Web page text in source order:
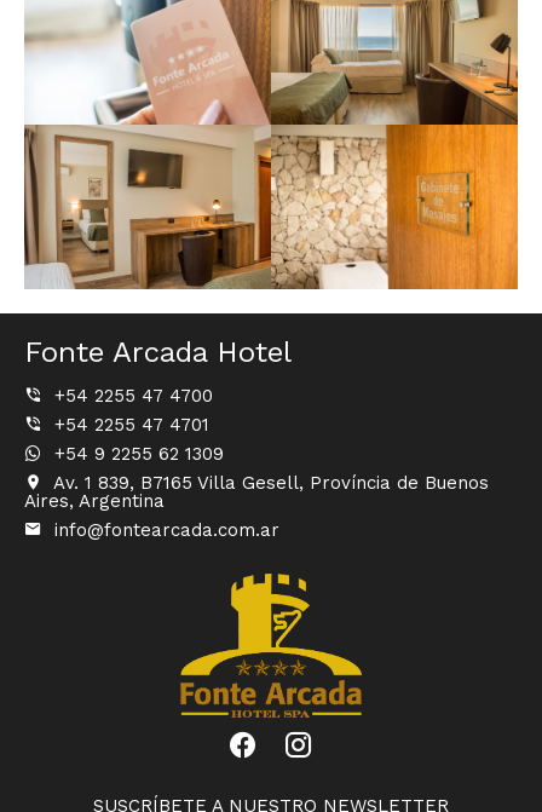
Fonte Arcada Hotel
+54 2255 47 4700
+54 2255 47 4701
+54 9 2255 62 1309
Av. 1 839, B7165 Villa Gesell, Província de Buenos
Aires, Argentina
info@fontearcada.com.ar
SUSCRÍBETE A NUESTRO NEWSLETTER